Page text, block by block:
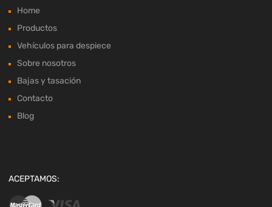
Home
Productos
Vehículos para despiece
Sobre nosotros
Bajas y tasación
Contacto
Blog
ACEPTAMOS: